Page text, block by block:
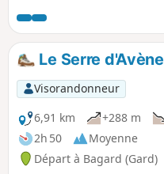
Le Serre d'Avène
Visorandonneur
6,91 km
+288 m
2h 50
Moyenne
Départ à Bagard (Gard)